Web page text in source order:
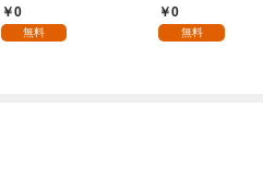
魔術師～辺境の地でス
ローライフを夢見る
0
無料
話0
無料